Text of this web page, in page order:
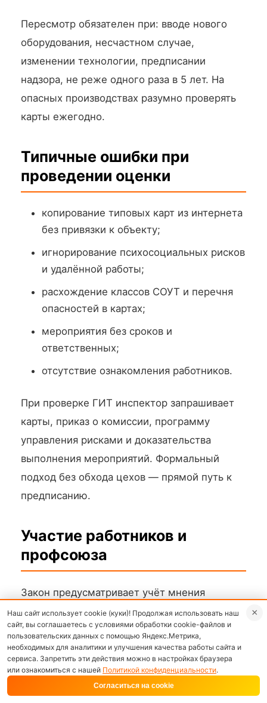
Пересмотр обязателен при: вводе нового
оборудования, несчастном случае,
изменении технологии, предписании
надзора, не реже одного раза в 5 лет. На
опасных производствах разумно проверять
карты ежегодно.
Типичные ошибки при
проведении оценки
копирование типовых карт из интернета
без привязки к объекту;
игнорирование психосоциальных рисков
и удалённой работы;
расхождение классов СОУТ и перечня
опасностей в картах;
мероприятия без сроков и
ответственных;
отсутствие ознакомления работников.
При проверке ГИТ инспектор запрашивает
карты, приказ о комиссии, программу
управления рисками и доказательства
выполнения мероприятий. Формальный
подход без обхода цехов — прямой путь к
предписанию.
Участие работников и
профсоюза
Закон предусматривает учёт мнения
работников при управлении рисками. На
практике это означает: опрос при
идентификации опасностей, возможность
сообщить о риске без санкций,
ознакомление с картами под подпись.
×
Наш сайт использует cookie (куки)! Продолжая использовать наш
сайт, вы соглашаетесь с условиями обработки cookie-файлов и
пользовательских данных с помощью Яндекс.Метрика,
необходимых для аналитики и улучшения качества работы сайта и
сервиса. Запретить эти действия можно в настройках браузера
или ознакомиться с нашей Политикой конфиденциальности.
Согласиться на cookie